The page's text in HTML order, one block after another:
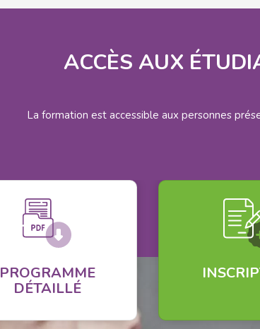
ACCÈS AUX
La formation est accessible aux personnes
PROGRAMME
DÉTAILLÉ